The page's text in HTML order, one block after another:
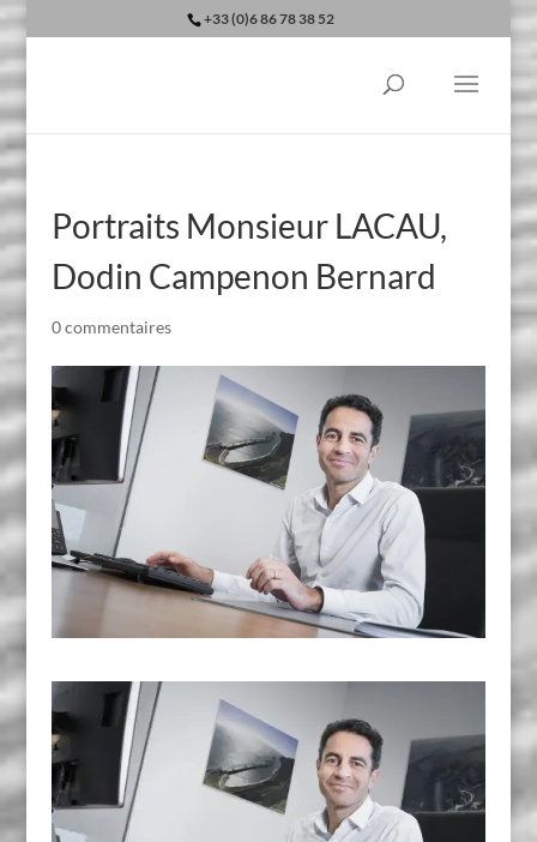
+33 (0)6 86 78 38 52
Portraits Monsieur LACAU,
Dodin Campenon Bernard
0 commentaires